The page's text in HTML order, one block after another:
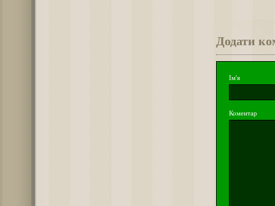
Додати
Ім'я
Коментар